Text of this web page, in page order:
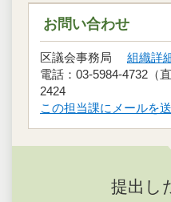
お問い合わせ
区議会事務局 組織詳
電話：03-5984-4732
2424
この担当課にメールを
提出し